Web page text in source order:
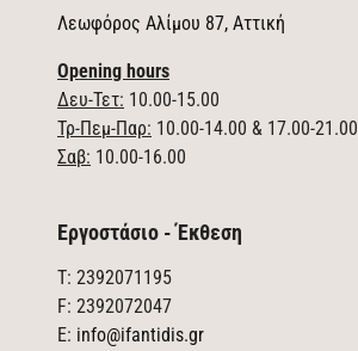
Λεωφόρος Αλίμου 87, Αττική
Opening hours
Δευ-Τετ: 10.00-15.00
Τρ-Πεμ-Παρ: 10.00-14.00 & 17.00-21.00
Σαβ: 10.00-16.00
Εργοστάσιο - Έκθεση
T: 2392071195
F: 2392072047
E: info@ifantidis.gr